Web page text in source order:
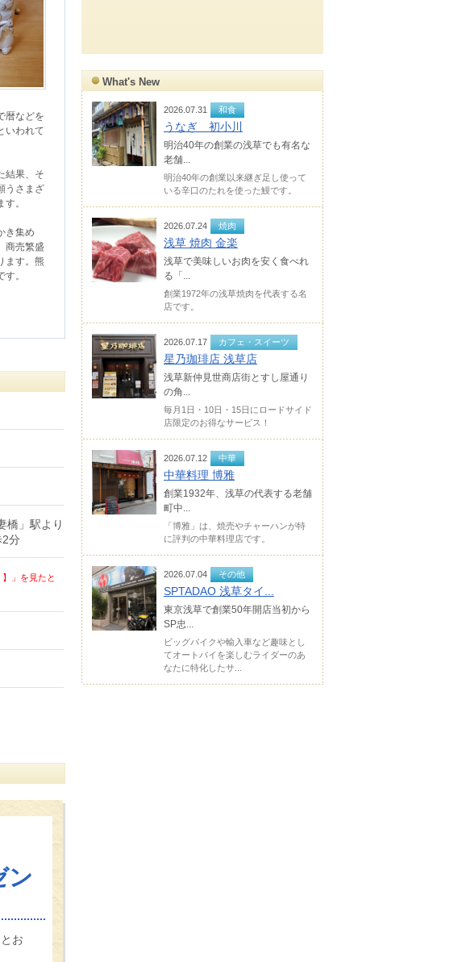
暦などを
いわれて
結果、そ
うさまざ
。
き集め
商売繁盛
ます。熊
。
橋」駅より
分
」を見たと
ン
お
What's New
2026.07.31 和食
うなぎ 初小川
明治40年の創業の浅草でも有名な
老舗...
明治40年の創業以来継ぎ足し使って
いる辛口のたれを使った鰻です。
2026.07.24 焼肉
浅草 焼肉 金楽
浅草で美味しいお肉を安く食べれ
る「...
創業1972年の浅草焼肉を代表する名
店です。
2026.07.17 カフェ・スイーツ
星乃珈琲店 浅草店
浅草新仲見世商店街とすし屋通り
の角...
毎月1日・10日・15日にロードサイド
店限定のお得なサービス！
2026.07.12 中華
中華料理 博雅
創業1932年、浅草の代表する老舗
町中...
「博雅」は、焼売やチャーハンが特
に評判の中華料理店です。
2026.07.04 その他
SPTADAO 浅草タイ...
東京浅草で創業50年開店当初から
SP忠...
ビッグバイクや輸入車など趣味とし
てオートバイを楽しむライダーのあ
なたに特化したサ...